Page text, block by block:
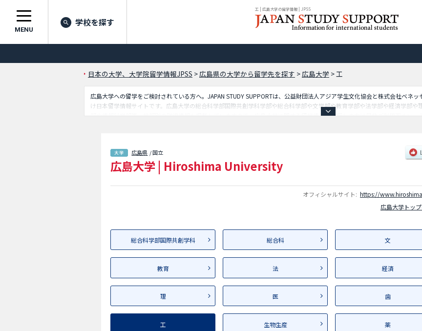
工 | 広島大学の留学情報 | JPSS
MENU
学校を探す
日本の大学、大学院留学情報JPSS >広島県の大学から留学先を探す >広島大学 >工
広島大学への留学をご検討されている方へ。JAPAN STUDY SUPPORTは、公益財団法人アジア学生文化協会と株式会社ベネ
け日本留学情報サイトです。広島大学の総合科学部国際共創学科学部や総合科学部や文学部や教育学部や法学部や経済学部
部や情報科学部等、学部別の詳細情報も掲載していますので、広島大学に関する留学情報をお探しの方は是非ご利用下さい
広島県 / 国立
広島大学 | Hiroshima University
オフィシャルサイト: https://
広島大学トッ
総合科学部国際共創学科 総合科 文
教育 法 経済
理 医 歯
工 生物生産 薬